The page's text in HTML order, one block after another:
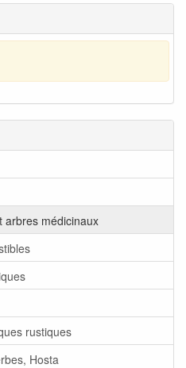
arbres médicinaux
rustiques
Hosta